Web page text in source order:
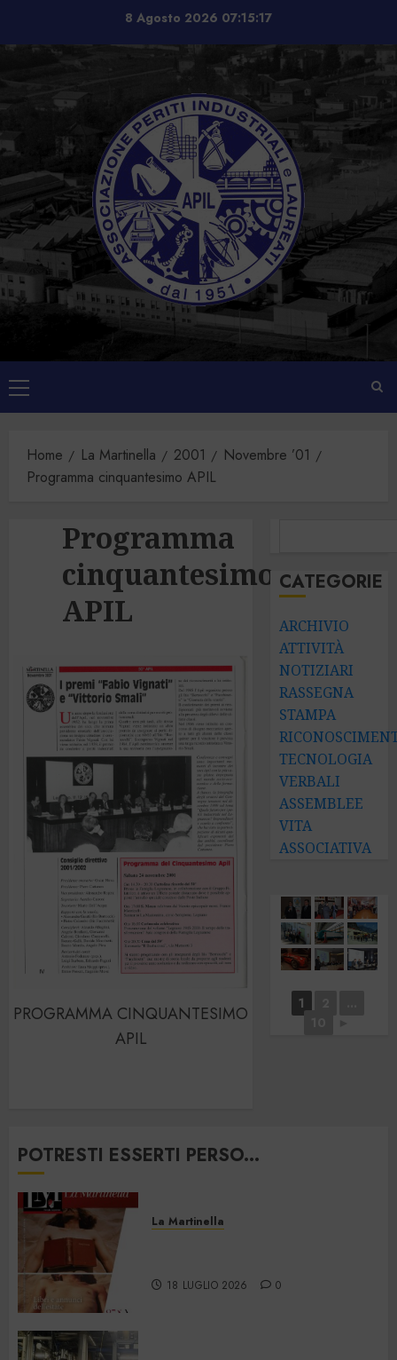
contenuto
8 Agosto 2026 07:15:18
Menu
principale
Home La Martinella 2001
Novembre ’01
Programma cinquantesimo APIL
Programma
cinquantesimo
APIL
PROGRAMMA CINQUANTESIMO
APIL
CATEGORIE
ARCHIVIO
ATTIVITÀ
NOTIZIARI
RASSEGNA
STAMPA
TECNOLOGIA
VERBALI
ASSEMBLEE
VITA
ASSOCIATIVA
1
POTRESTI ESSERTI PERSO...
La Martinella
18 LUGLIO 2026 0